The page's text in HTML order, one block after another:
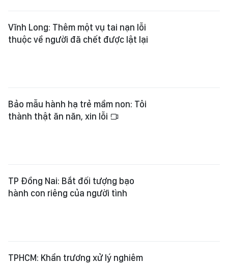
Vĩnh Long: Thêm một vụ tai nạn lỗi
thuộc về người đã chết được lật lại
Bảo mẫu hành hạ trẻ mầm non: Tôi
thành thật ăn năn, xin lỗi
TP Đồng Nai: Bắt đối tượng bạo
hành con riêng của người tình
TPHCM: Khẩn trương xử lý nghiêm